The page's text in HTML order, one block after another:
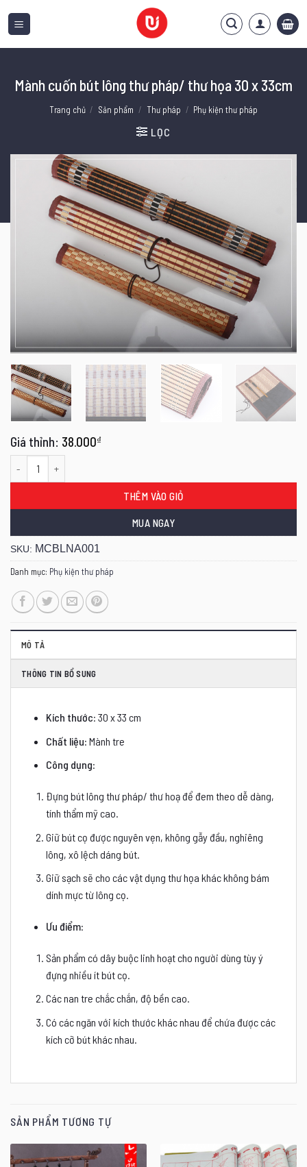
qua
Mành cuốn bút lông thư pháp/ thư họa 30 x 33cm
Trang chủ / Sản phẩm / Thư pháp / Phụ kiện thư pháp
LỌC
38.000₫
THÊM VÀO GIỎ
MUA NGAY
SKU: MCBLNA001
Danh mục: Phụ kiện thư pháp
MÔ TẢ
THÔNG TIN BỔ SUNG
Kích thước: 30 x 33 cm
Chất liệu: Mành tre
Công dụng:
Đựng bút lông thư pháp/ thư hoạ để đem theo dễ dàng,
tính thẩm mỹ cao.
Giữ bút cọ được nguyên vẹn, không gẫy đầu, nghiêng
lông, xô lệch dáng bút.
Giữ sạch sẽ cho các vật dụng thư họa khác không bám
dính mực từ lông cọ.
Ưu điểm:
Sản phẩm có dây buộc linh hoạt cho người dùng tùy ý
đựng nhiều ít bút cọ.
Các nan tre chắc chắn, độ bền cao.
Có các ngăn với kích thước khác nhau để chứa được các
kích cỡ bút khác nhau.
SẢN PHẨM TƯƠNG TỰ